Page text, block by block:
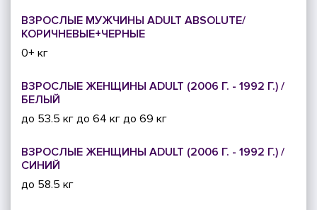
ВЗРОСЛЫЕ МУЖЧИНЫ ADULT ABSOLUTE/
КОРИЧНЕВЫЕ+ЧЕРНЫЕ
0+ кг
ВЗРОСЛЫЕ ЖЕНЩИНЫ ADULT (2006 Г. - 1992 Г.) /
БЕЛЫЙ
до 53.5 кг до 64 кг до 69 кг
ВЗРОСЛЫЕ ЖЕНЩИНЫ ADULT (2006 Г. - 1992 Г.) /
СИНИЙ
до 58.5 кг